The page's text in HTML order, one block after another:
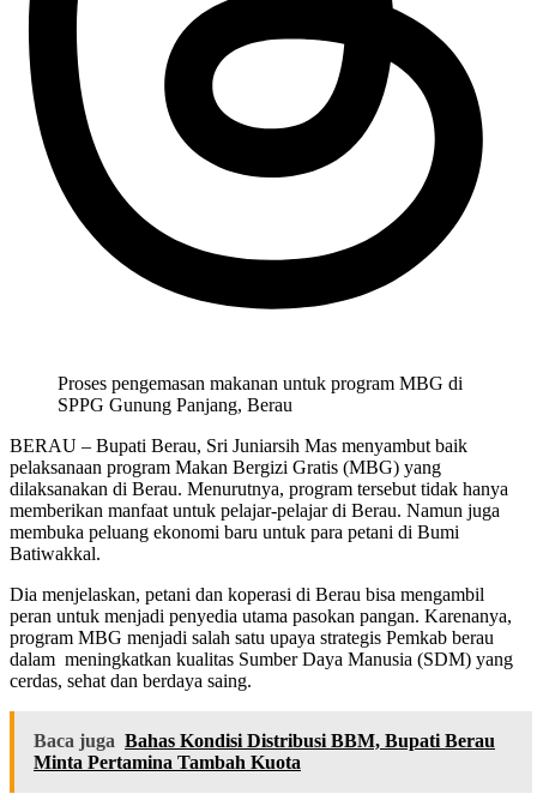
Proses pengemasan makanan untuk program MBG di
SPPG Gunung Panjang, Berau
BERAU – Bupati Berau, Sri Juniarsih Mas menyambut baik
pelaksanaan program Makan Bergizi Gratis (MBG) yang
dilaksanakan di Berau. Menurutnya, program tersebut tidak hanya
memberikan manfaat untuk pelajar-pelajar di Berau. Namun juga
membuka peluang ekonomi baru untuk para petani di Bumi
Batiwakkal.
Dia menjelaskan, petani dan koperasi di Berau bisa mengambil
peran untuk menjadi penyedia utama pasokan pangan. Karenanya,
program MBG menjadi salah satu upaya strategis Pemkab berau
dalam meningkatkan kualitas Sumber Daya Manusia (SDM) yang
cerdas, sehat dan berdaya saing.
Baca juga Bahas Kondisi Distribusi BBM, Bupati Berau
Minta Pertamina Tambah Kuota